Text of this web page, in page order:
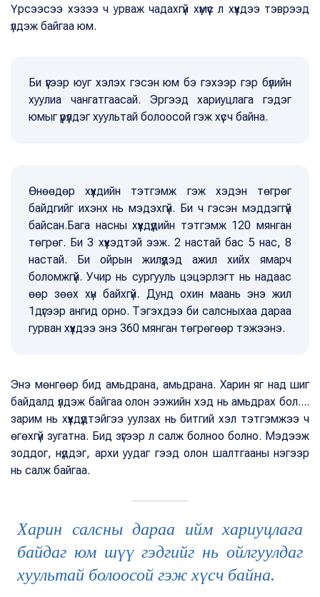
Үрсээсээ хэзээ ч урваж чадахгүй хүмүүс л хүүхдээ тэврээд
үлдэж байгаа юм.
Би үүгээр юуг хэлэх гэсэн юм бэ гэхээр гэр бүлийн
хуулиа чангатгаасай. Эргээд хариуцлага гэдэг
юмыг үүрүүлдэг хуультай болоосой гэж хүсч байна.
Өнөөдөр хүүхдийн тэтгэмж гэж хэдэн төгрөг
байдгийг ихэнх нь мэдэхгүй. Би ч гэсэн мэддэггүй
байсан.Бага насны хүүхдүүдийн тэтгэмж 120 мянган
төгрөг. Би 3 хүүхэдтэй ээж. 2 настай бас 5 нас, 8
настай. Би ойрын жилүүдэд ажил хийх ямарч
боломжгүй. Учир нь сургууль цэцэрлэгт нь надаас
өөр зөөх хүн байхгүй. Дунд охин маань энэ жил
1дүгээр ангид орно. Тэгэхдээ би салсныхаа дараа
гурван хүүхдээ энэ 360 мянган төгрөгөөр тэжээнэ.
Энэ мөнгөөр бид амьдрана, амьдрана. Харин яг над шиг
байдалд үлдэж байгаа олон ээжийн хэд нь амьдрах бол....
зарим нь хүүхдүүдтэйгээ уулзах нь битгий хэл тэтгэмжээ ч
өгөхгүй зугатна. Бид зүгээр л салж болноо болно. Мэдээж
зоддог, нүддэг, архи уудаг гээд олон шалтгааны нэгээр
нь салж байгаа.
Харин салсны дараа ийм хариуцлага
байдаг юм шүү гэдгийг нь ойлгуулдаг
хуультай болоосой гэж хүсч байна.